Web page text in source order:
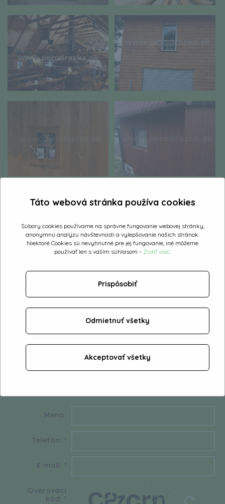
Objednávkový formulár
Meno:
Telefón:
E-mail:
Overovací
kód:
Táto webová stránka používa cookies
Súbory cookies používame na správne fungovanie webovej stránky,
anonymnú analýzu návštevnosti a vylepšovanie našich stránok.
Niektoré Cookies sú nevyhnutné pre jej fungovanie, iné môžeme
používať len s vaším súhlasom - Zistiť viac
Prispôsobiť
Odmietnuť všetky
Akceptovať všetky